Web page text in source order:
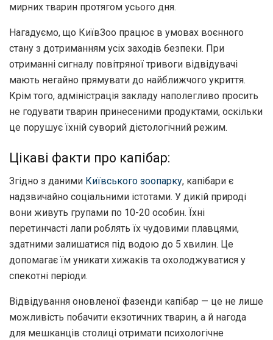
мирних тварин протягом усього дня.
Нагадуємо, що КиївЗоо працює в умовах воєнного
стану з дотриманням усіх заходів безпеки. При
отриманні сигналу повітряної тривоги відвідувачі
мають негайно прямувати до найближчого укриття.
Крім того, адміністрація закладу наполегливо просить
не годувати тварин принесеними продуктами, оскільки
це порушує їхній суворий дієтологічний режим.
Цікаві факти про капібар:
Згідно з даними Київського зоопарку, капібари є
надзвичайно соціальними істотами. У дикій природі
вони живуть групами по 10-20 особин. Їхні
перетинчасті лапи роблять їх чудовими плавцями,
здатними залишатися під водою до 5 хвилин. Це
допомагає їм уникати хижаків та охолоджуватися у
спекотні періоди.
Відвідування оновленої фазенди капібар — це не лише
можливість побачити екзотичних тварин, а й нагода
для мешканців столиці отримати психологічне